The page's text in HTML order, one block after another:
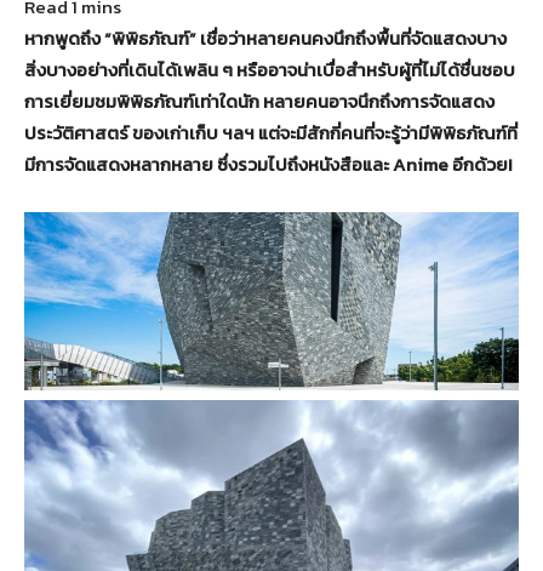
หากพูดถึง “พิพิธภัณฑ์” เชื่อว่าหลายคนคงนึกถึงพื้นที่จัดแสดงบาง
สิ่งบางอย่างที่เดินได้เพลิน ๆ หรืออาจน่าเบื่อสำหรับผู้ที่ไม่ได้ชื่นชอบ
การเยี่ยมชมพิพิธภัณฑ์เท่าใดนัก หลายคนอาจนึกถึงการจัดแสดง
ประวัติศาสตร์ ของเก่าเก็บ ฯลฯ แต่จะมีสักกี่คนที่จะรู้ว่ามีพิพิธภัณฑ์ที่
มีการจัดแสดงหลากหลาย ซึ่งรวมไปถึงหนังสือและ Anime อีกด้วย!